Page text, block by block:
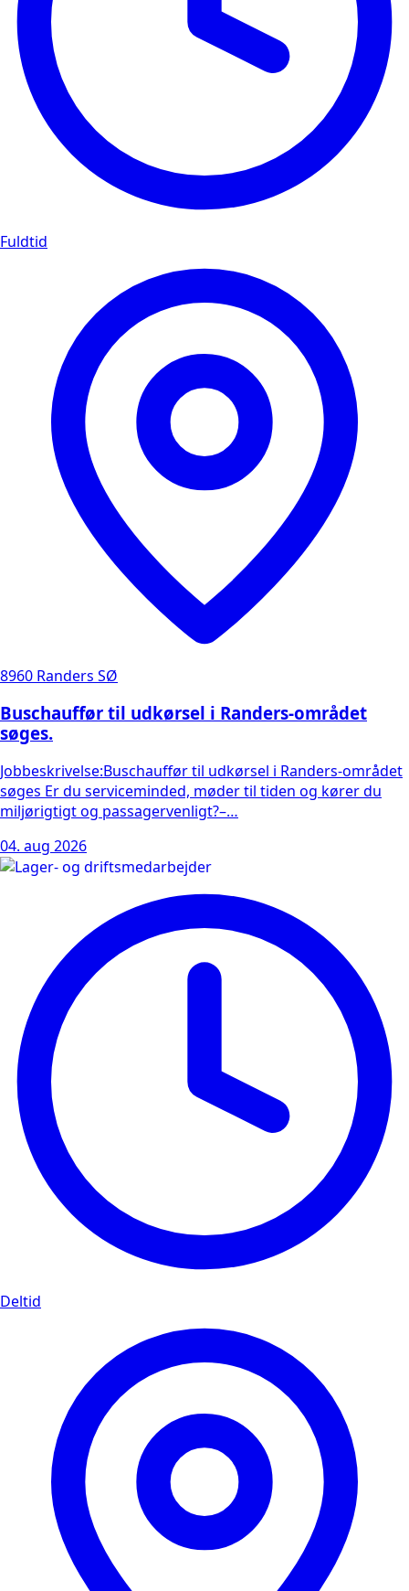
Fuldtid
8960 Randers SØ
Buschauffør til udkørsel i Randers-området
søges.
Jobbeskrivelse:Buschauffør til udkørsel i Randers-området
søges Er du serviceminded, møder til tiden og kører du
miljørigtigt og passagervenligt?–…
04. aug 2026
Deltid